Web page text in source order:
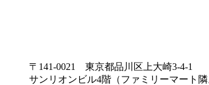
〒141-0021 東京都品川区上大崎3-4-1
サンリオンビル4階（ファミリーマート